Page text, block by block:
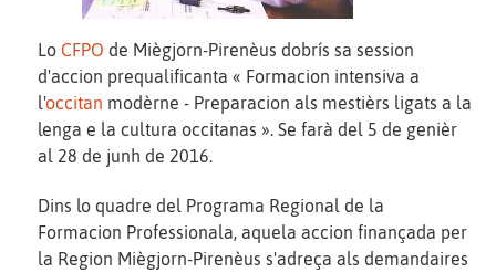
Lo CFPO de Miègjorn-Pirenèus dobrís sa session
d'accion prequalificanta « Formacion intensiva a
l'occitan modèrne - Preparacion als mestièrs ligats a la
lenga e la cultura occitanas ». Se farà del 5 de genièr
al 28 de junh de 2016.
Dins lo quadre del Programa Regional de la
Formacion Professionala, aquela accion finançada per
la Region Miègjorn-Pirenèus s'adreça als demandaires